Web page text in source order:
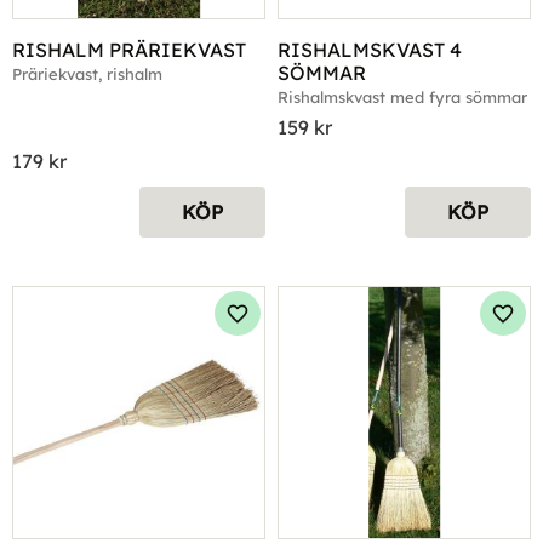
RISHALM PRÄRIEKVAST
Präriekvast, rishalm
179 kr
KÖP
RISHALMSKVAST 4
SÖMMAR
Rishalmskvast med fyra sömmar
159 kr
KÖP
Lägg till i favoriter